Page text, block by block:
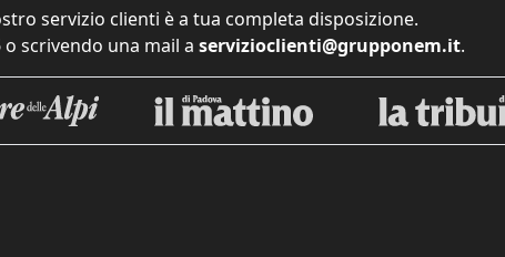
servizio clienti è a tua completa disposizione.
o scrivendo una mail a servizioclienti@grupponem.it.